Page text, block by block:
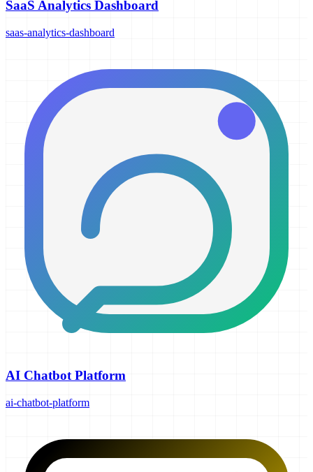
SaaS Analytics Dashboard
saas-analytics-dashboard
AI Chatbot Platform
ai-chatbot-platform